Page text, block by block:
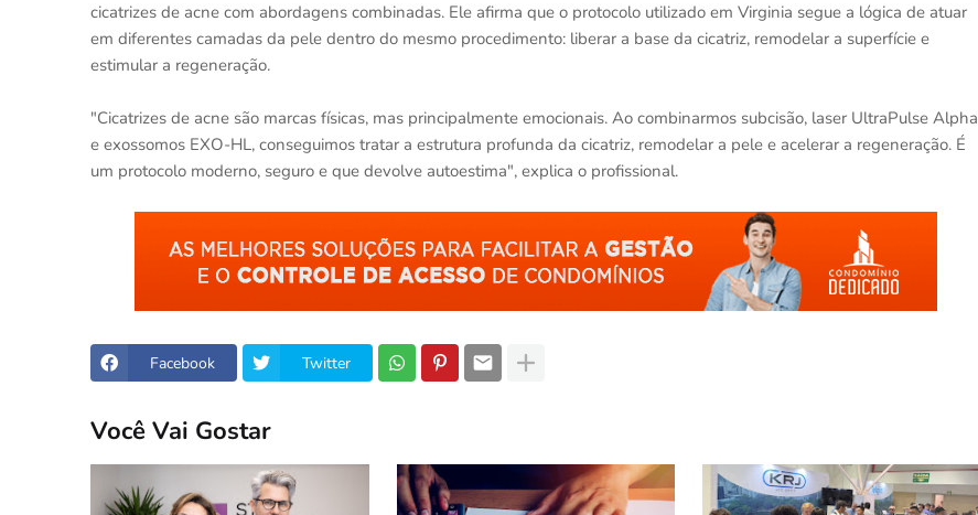
cicatrizes de acne com abordagens combinadas. Ele afirma que o protocolo utilizado em Virginia segue a lógica de atuar
em diferentes camadas da pele dentro do mesmo procedimento: liberar a base da cicatriz, remodelar a superfície e
estimular a regeneração.
"Cicatrizes de acne são marcas físicas, mas principalmente emocionais. Ao combinarmos subcisão, laser UltraPulse Alpha
e exossomos EXO-HL, conseguimos tratar a estrutura profunda da cicatriz, remodelar a pele e acelerar a regeneração. É
um protocolo moderno, seguro e que devolve autoestima", explica o profissional.
Facebook Twitter
Você Vai Gostar